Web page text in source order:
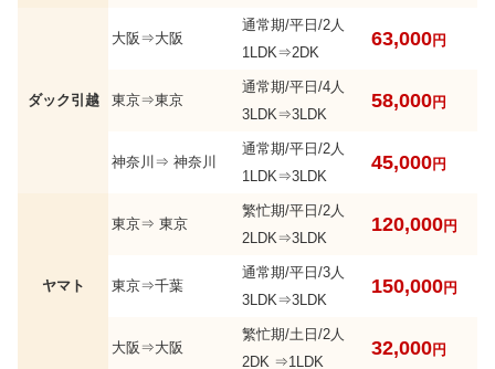
ダック引越
大阪⇒大阪
通常期/平日/2人
1LDK⇒2DK
63,000円
東京⇒東京
通常期/平日/4人
3LDK⇒3LDK
58,000円
神奈川⇒ 神奈川
通常期/平日/2人
1LDK⇒3LDK
45,000円
ヤマト
東京⇒ 東京
繁忙期/平日/2人
2LDK⇒3LDK
120,000円
東京⇒千葉
通常期/平日/3人
3LDK⇒3LDK
150,000円
大阪⇒大阪
繁忙期/土日/2人
2DK ⇒1LDK
32,000円